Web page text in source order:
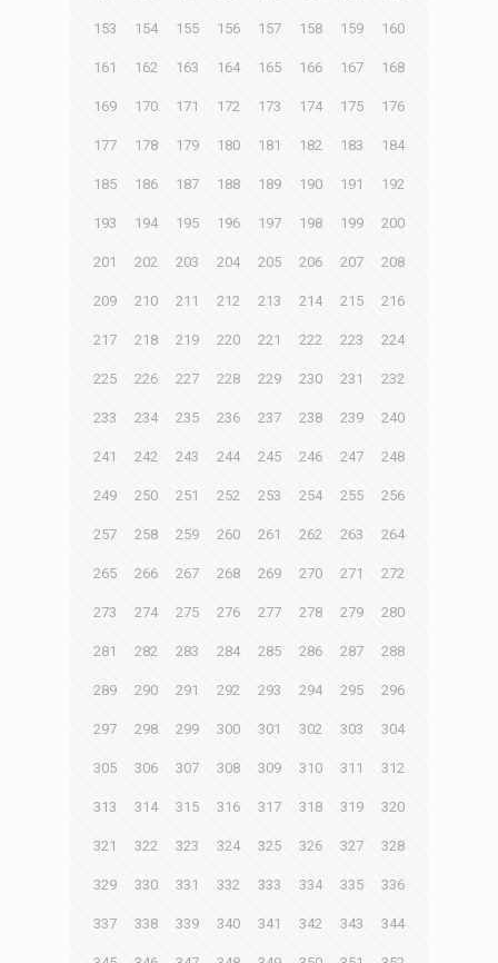
153 154 155 156 157 158 159 160
161 162 163 164 165 166 167 168
169 170 171 172 173 174 175 176
177 178 179 180 181 182 183 184
185 186 187 188 189 190 191 192
193 194 195 196 197 198 199 200
201 202 203 204 205 206 207 208
209 210 211 212 213 214 215 216
217 218 219 220 221 222 223 224
225 226 227 228 229 230 231 232
233 234 235 236 237 238 239 240
241 242 243 244 245 246 247 248
249 250 251 252 253 254 255 256
257 258 259 260 261 262 263 264
265 266 267 268 269 270 271 272
273 274 275 276 277 278 279 280
281 282 283 284 285 286 287 288
289 290 291 292 293 294 295 296
297 298 299 300 301 302 303 304
305 306 307 308 309 310 311 312
313 314 315 316 317 318 319 320
321 322 323 324 325 326 327 328
329 330 331 332 333 334 335 336
337 338 339 340 341 342 343 344